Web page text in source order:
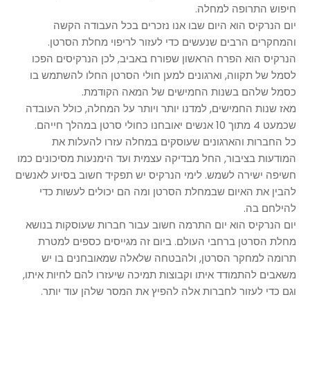
חיפוש התרופה למחלה.
יום הנרקיס הוא היום שבו אנו נזכרים בכל העבודה הקשה
והמחקרים הרבים שנעשים כדי לעזור לריפוי מחלת הסרטן.
הנרקיס הוא הפרח הראשון שפורח באביב, לכן הנרקיסים הפכו
לסמל של תקווה, וארגונים למען חולי הסרטן החלו להשתמש בו
כסמל שלהם בשנות החמישים של המאה הקודמת.
מאז שנות החמישים, למדנו יותר ויותר על המחלה, כולל העובדה
שכמעט 4 מתוך 10 אנשים יאובחנו כחולי סרטן במהלך חייהם.
כל החברות והארגונים שעוסקים במחלה עזרו להעלות את
המודעות בציבור, החל מבדיקה עצמית ועד הימנעות מסיכונים כמו
חשיפה ישירה לשמש. לימי הנרקיס יש תפקיד חשוב בסיוע לאנשים
להבין את האיום שבמחלת הסרטן ומה הם יכולים לעשות כדי
להילחם בה.
יום הנרקיס הוא יום התרמה חשוב עבור חברות שעוסקות בנושא
מחלת הסרטן ברחבי העולם. ביום זה מגייסים כספים למטרת
תרומה למחקר הסרטן, ולהבטחה שלאלה שמאובחנים בו יש
משאבים להתמודד איתו וקבוצות תמיכה שיעזרו להם לחיות איתו,
וגם כדי לעזור לחברות אלה להפיץ את המסר שלהן עוד יותר.